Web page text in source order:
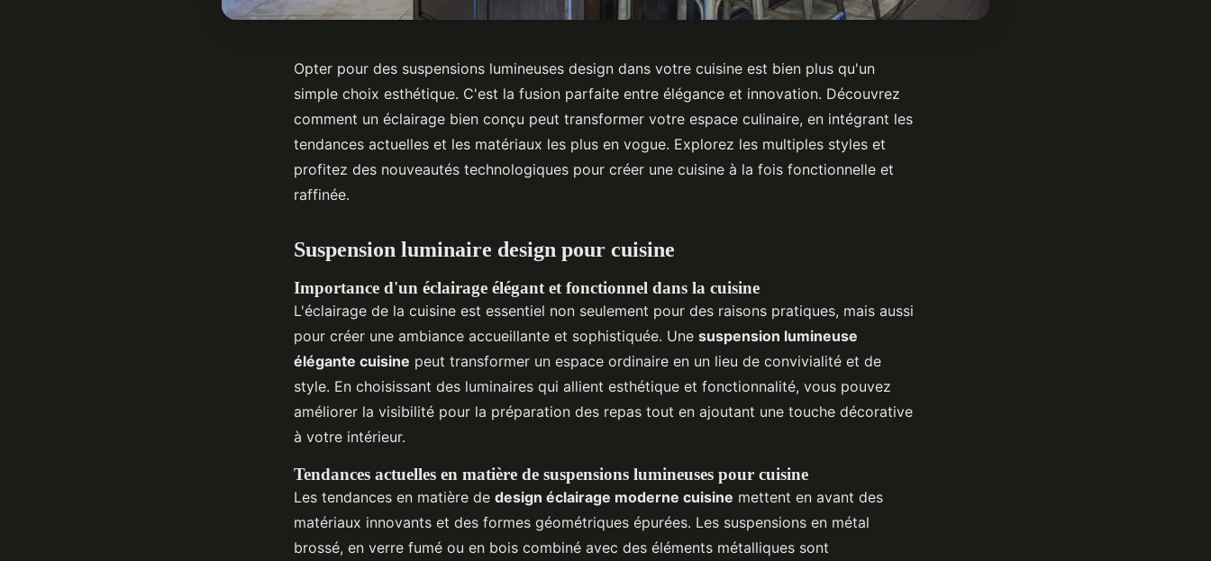
Opter pour des suspensions lumineuses design dans votre cuisine est bien plus qu'un
simple choix esthétique. C'est la fusion parfaite entre élégance et innovation. Découvrez
comment un éclairage bien conçu peut transformer votre espace culinaire, en intégrant les
tendances actuelles et les matériaux les plus en vogue. Explorez les multiples styles et
profitez des nouveautés technologiques pour créer une cuisine à la fois fonctionnelle et
raffinée.
Suspension luminaire design pour cuisine
Importance d'un éclairage élégant et fonctionnel dans la cuisine
L'éclairage de la cuisine est essentiel non seulement pour des raisons pratiques, mais aussi
pour créer une ambiance accueillante et sophistiquée. Une suspension lumineuse
élégante cuisine peut transformer un espace ordinaire en un lieu de convivialité et de
style. En choisissant des luminaires qui allient esthétique et fonctionnalité, vous pouvez
améliorer la visibilité pour la préparation des repas tout en ajoutant une touche décorative
à votre intérieur.
Tendances actuelles en matière de suspensions lumineuses pour cuisine
Les tendances en matière de design éclairage moderne cuisine mettent en avant des
matériaux innovants et des formes géométriques épurées. Les suspensions en métal
brossé, en verre fumé ou en bois combiné avec des éléments métalliques sont